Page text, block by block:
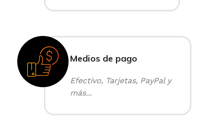
Medios de pago
Efectivo, Tarjetas, PayPal y
más...